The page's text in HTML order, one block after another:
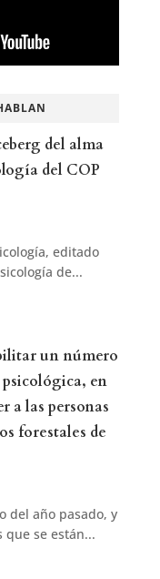
del alma
del COP
editado
de...
un número
en
a las personas
forestales de
del año pasado, y
se están...